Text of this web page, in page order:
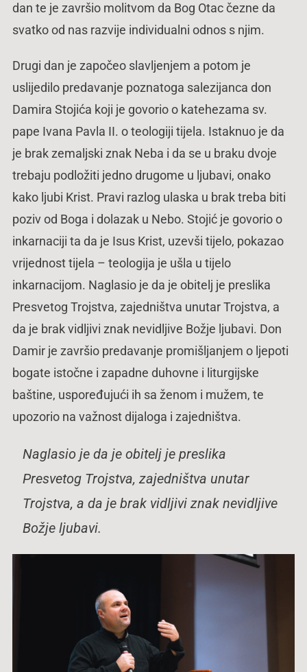
dan te je završio molitvom da Bog Otac čezne da
svatko od nas razvije individualni odnos s njim.
Drugi dan je započeo slavljenjem a potom je
uslijedilo predavanje poznatoga salezijanca don
Damira Stojića koji je govorio o katehezama sv.
pape Ivana Pavla II. o teologiji tijela. Istaknuo je da
je brak zemaljski znak Neba i da se u braku dvoje
trebaju podložiti jedno drugome u ljubavi, onako
kako ljubi Krist. Pravi razlog ulaska u brak treba biti
poziv od Boga i dolazak u Nebo. Stojić je govorio o
inkarnaciji ta da je Isus Krist, uzevši tijelo, pokazao
vrijednost tijela – teologija je ušla u tijelo
inkarnacijom. Naglasio je da je obitelj je preslika
Presvetog Trojstva, zajedništva unutar Trojstva, a
da je brak vidljivi znak nevidljive Božje ljubavi. Don
Damir je završio predavanje promišljanjem o ljepoti
bogate istočne i zapadne duhovne i liturgijske
baštine, uspoređujući ih sa ženom i mužem, te
upozorio na važnost dijaloga i zajedništva.
Naglasio je da je obitelj je preslika
Presvetog Trojstva, zajedništva unutar
Trojstva, a da je brak vidljivi znak nevidljive
Božje ljubavi.